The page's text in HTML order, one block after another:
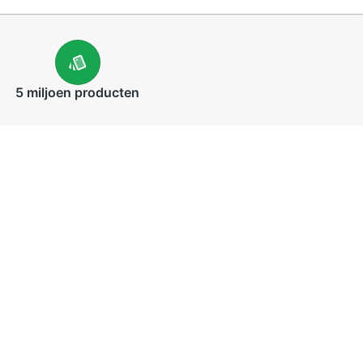
5 miljoen producten